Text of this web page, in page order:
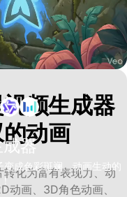
器
成色彩斑斓、动画生动的
频生成器
动画
化为富有表现力、动
画、3D角色动画、